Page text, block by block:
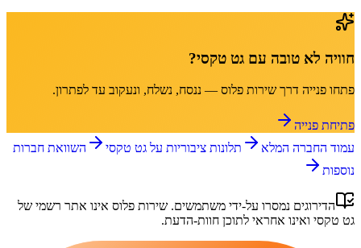
חוויה לא טובה עם גט טקסי?
פתחו פנייה דרך שירות פלוס — ננסח, נשלח, ונעקוב עד לפתרון.
פתיחת פנייה
עמוד החברה המלא
תלונות ציבוריות על גט טקסי
השוואת חברות
נוספות
הדירוגים נמסרו על-ידי משתמשים. שירות פלוס אינו אתר רשמי של
גט טקסי ואינו אחראי לתוכן חוות-הדעת.